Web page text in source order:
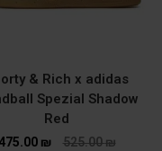
& Rich x adidas
Spezial Shadow
Red
525.00₪
475.00 ₪